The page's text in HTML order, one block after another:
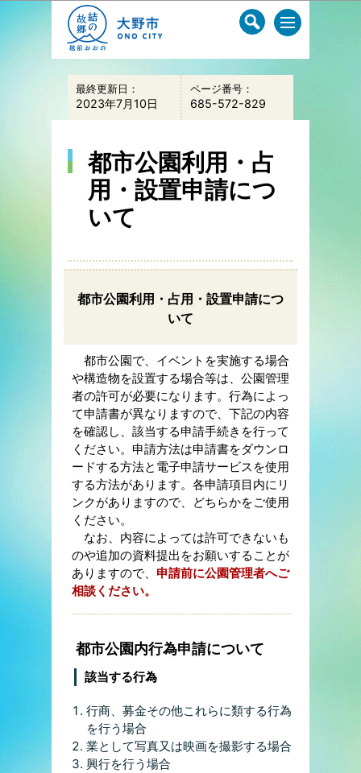
このページの本文へ移動
最終更新日：
2023年7月10日
ページ番号：
685-572-829
都市公園利用・占
用・設置申請につ
いて
都市公園利用・占用・設置申請につ
いて
都市公園で、イベントを実施する場合
や構造物を設置する場合等は、公園管理
者の許可が必要になります。行為によっ
て申請書が異なりますので、下記の内容
を確認し、該当する申請手続きを行って
ください。申請方法は申請書をダウンロ
ードする方法と電子申請サービスを使用
する方法があります。各申請項目内にリ
ンクがありますので、どちらかをご使用
ください。
なお、内容によっては許可できないも
のや追加の資料提出をお願いすることが
ありますので、 申請前に公園管理者へご
相談ください。
都市公園内行為申請について
該当する行為
行商、募金その他これらに類する行為
を行う場合
業として写真又は映画を撮影する場合
興行を行う場合